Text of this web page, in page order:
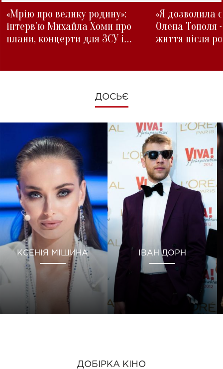
«Мрію про велику родину»:
інтерв'ю Михайла Хоми про
плани, концерти для ЗСУ і
«Я дозволила
Олена Тополя
життя після
ДОСЬЄ
КСЕНІЯ МІШИНА ІВАН ДОРН
ДОБІРКА КІНО